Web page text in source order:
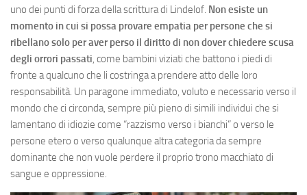
uno dei punti di forza della scrittura di Lindelof. Non esiste un
momento in cui si possa provare empatia per persone che si
ribellano solo per aver perso il diritto di non dover chiedere scusa
degli orrori passati, come bambini viziati che battono i piedi di
fronte a qualcuno che li costringa a prendere atto delle loro
responsabilità. Un paragone immediato, voluto e necessario verso il
mondo che ci circonda, sempre più pieno di simili individui che si
lamentano di idiozie come “razzismo verso i bianchi” o verso le
persone etero o verso qualunque altra categoria da sempre
dominante che non vuole perdere il proprio trono macchiato di
sangue e oppressione.